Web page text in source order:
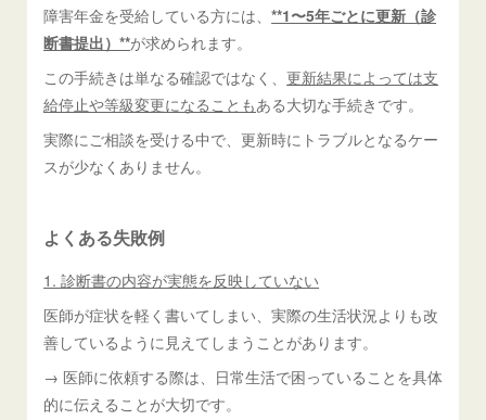
障害年金を受給している方には、**1〜5年ごとに更新（診
断書提出）**が求められます。
この手続きは単なる確認ではなく、更新結果によっては支
給停止や等級変更になることもある大切な手続きです。
実際にご相談を受ける中で、更新時にトラブルとなるケー
スが少なくありません。
よくある失敗例
1. 診断書の内容が実態を反映していない
医師が症状を軽く書いてしまい、実際の生活状況よりも改
善しているように見えてしまうことがあります。
→ 医師に依頼する際は、日常生活で困っていることを具体
的に伝えることが大切です。